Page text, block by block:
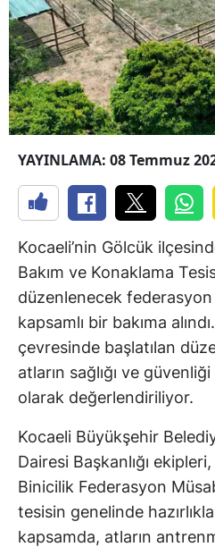
YAYINLAMA: 08 Temmuz
Kocaeli’nin Gölcük
Bakım ve Konaklama
düzenlenecek federasyon
kapsamlı bir bakıma
çevresinde başlatılan
atların sağlığı ve
olarak değerlendiriliyor.
Kocaeli Büyükşehir
Dairesi Başkanlığı
Binicilik Federasyon
tesisin genelinde
kapsamda, atların